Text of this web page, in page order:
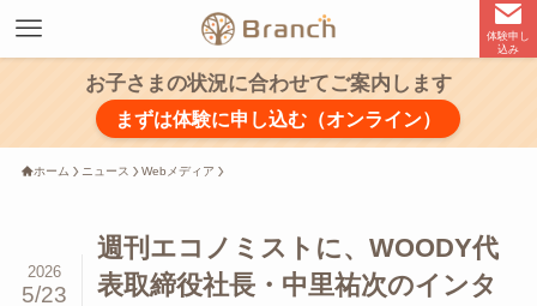
体験申し
込み
お子さまの状況に合わせてご案内します
まずは体験に申し込む（オンライン）
ホーム ニュース Webメディア
週刊エコノミストに、WOODY代
表取締役社長・中里祐次のインタ
2026
5/23